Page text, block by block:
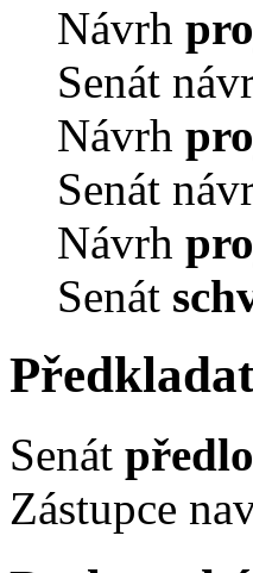
Návrh
Senát
Návrh
Senát
Návrh
Senát
Senát
Zástupce